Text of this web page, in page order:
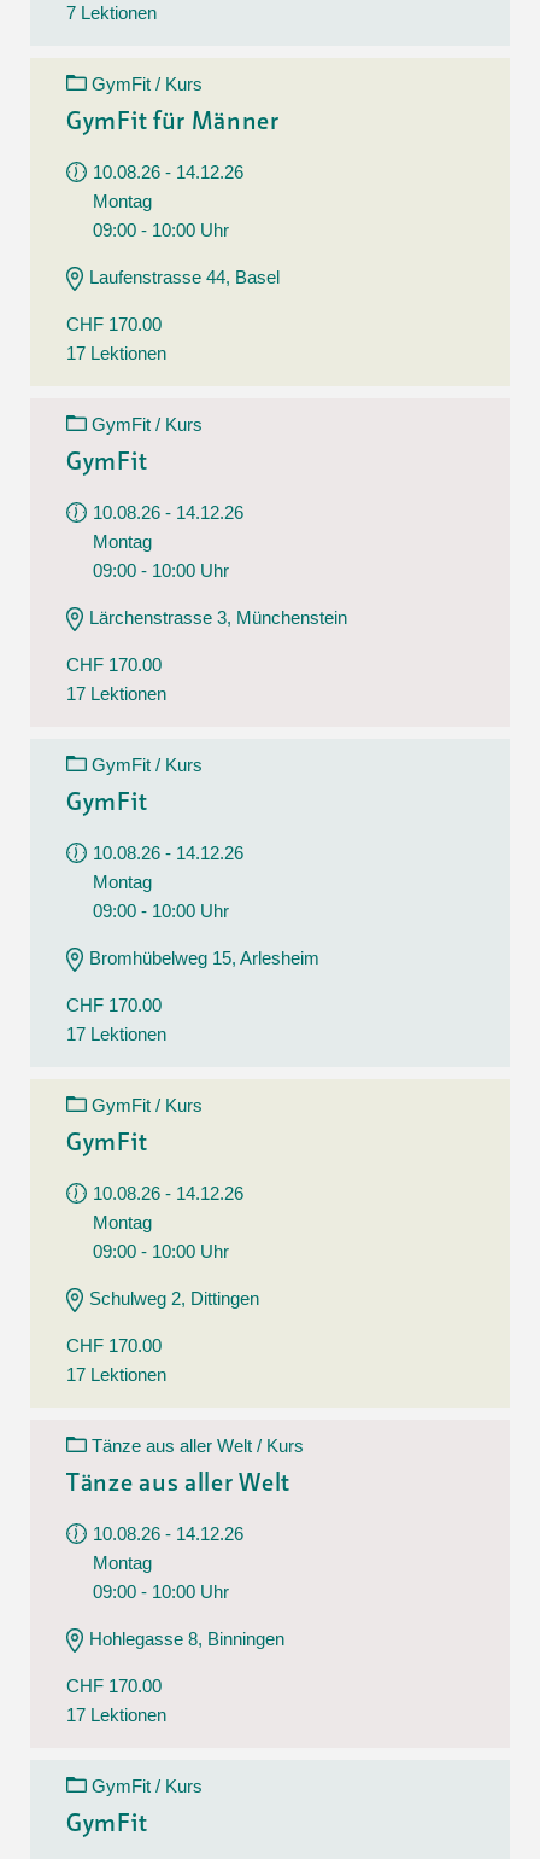
7 Lektionen
GymFit / Kurs
GymFit für Männer
10.08.26 - 14.12.26
Montag
09:00 - 10:00 Uhr
Laufenstrasse 44, Basel
CHF 170.00
17 Lektionen
GymFit / Kurs
GymFit
10.08.26 - 14.12.26
Montag
09:00 - 10:00 Uhr
Lärchenstrasse 3, Münchenstein
CHF 170.00
17 Lektionen
GymFit / Kurs
GymFit
10.08.26 - 14.12.26
Montag
09:00 - 10:00 Uhr
Bromhübelweg 15, Arlesheim
CHF 170.00
17 Lektionen
GymFit / Kurs
GymFit
10.08.26 - 14.12.26
Montag
09:00 - 10:00 Uhr
Schulweg 2, Dittingen
CHF 170.00
17 Lektionen
Tänze aus aller Welt / Kurs
Tänze aus aller Welt
10.08.26 - 14.12.26
Montag
09:00 - 10:00 Uhr
Hohlegasse 8, Binningen
CHF 170.00
17 Lektionen
GymFit / Kurs
GymFit